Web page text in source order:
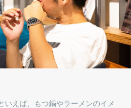
いえば、もつ鍋やラーメンのイメ